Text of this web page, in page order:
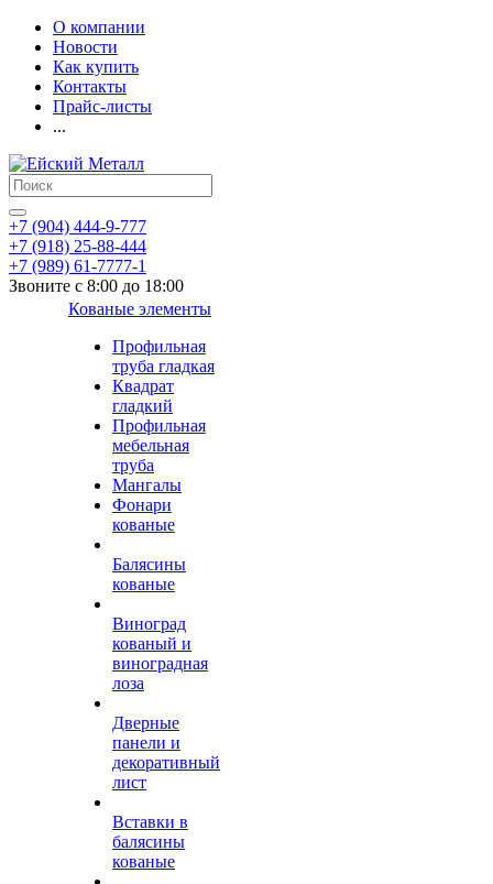
О компании
Новости
Как купить
Контакты
Прайс-листы
...
+7 (904) 444-9-777
+7 (918) 25-88-444
+7 (989) 61-7777-1
Звоните с 8:00 до 18:00
Кованые элементы
Профильная
труба гладкая
Квадрат
гладкий
Профильная
мебельная
труба
Мангалы
Фонари
кованые
Балясины
кованые
Виноград
кованый и
виноградная
лоза
Дверные
панели и
декоративный
лист
Вставки в
балясины
кованые